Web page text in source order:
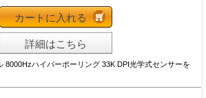
カートに入れる
詳細はこちら
8000Hzハイパーポーリング 33K DPI光学式センサーを